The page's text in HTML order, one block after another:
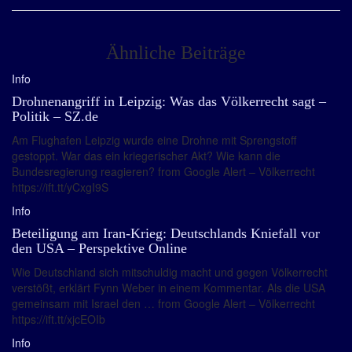
Ähnliche Beiträge
Info
Drohnenangriff in Leipzig: Was das Völkerrecht sagt –
Politik – SZ.de
Am Flughafen Leipzig wurde eine Drohne mit Sprengstoff
gestoppt. War das ein kriegerischer Akt? Wie kann die
Bundesregierung reagieren? from Google Alert – Völkerrecht
https://ift.tt/yCxgI9S
Info
Beteiligung am Iran-Krieg: Deutschlands Kniefall vor
den USA – Perspektive Online
Wie Deutschland sich mitschuldig macht und gegen Völkerrecht
verstößt, erklärt Fynn Weber in einem Kommentar. Als die USA
gemeinsam mit Israel den … from Google Alert – Völkerrecht
https://ift.tt/xjcEOIb
Info